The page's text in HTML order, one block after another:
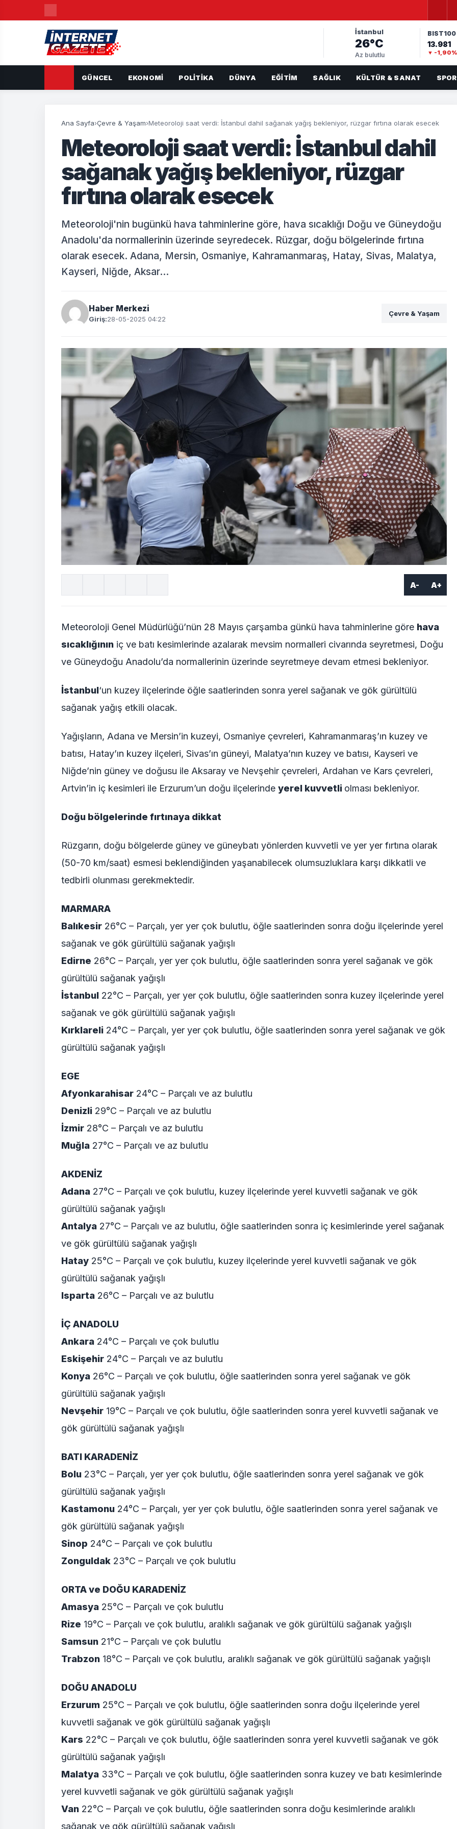
İstanbul
26°C
Az bulutlu
BIST100
13.981
▼ -1,90%
GÜNCEL EKONOMI POLITIKA DÜNYA EĞITIM SAĞLIK KÜLTÜR & SANAT SPOR
Ana Sayfa›Çevre & Yaşam›Meteoroloji saat verdi: İstanbul dahil sağanak yağış bekleniyor, rüzgar fırtına olarak esecek
Meteoroloji saat verdi: İstanbul dahil
sağanak yağış bekleniyor, rüzgar
fırtına olarak esecek
Meteoroloji'nin bugünkü hava tahminlerine göre, hava sıcaklığı Doğu ve Güneydoğu
Anadolu'da normallerinin üzerinde seyredecek. Rüzgar, doğu bölgelerinde fırtına
olarak esecek. Adana, Mersin, Osmaniye, Kahramanmaraş, Hatay, Sivas, Malatya,
Kayseri, Niğde, Aksar...
Haber Merkezi
Giriş:28-05-2025 04:22
Çevre & Yaşam
A- A+
Meteoroloji Genel Müdürlüğü’nün 28 Mayıs çarşamba günkü hava tahminlerine göre hava
sıcaklığının iç ve batı kesimlerinde azalarak mevsim normalleri civarında seyretmesi, Doğu
ve Güneydoğu Anadolu’da normallerinin üzerinde seyretmeye devam etmesi bekleniyor.
İstanbul‘un kuzey ilçelerinde öğle saatlerinden sonra yerel sağanak ve gök gürültülü
sağanak yağış etkili olacak.
Yağışların, Adana ve Mersin’in kuzeyi, Osmaniye çevreleri, Kahramanmaraş’ın kuzey ve
batısı, Hatay’ın kuzey ilçeleri, Sivas’ın güneyi, Malatya’nın kuzey ve batısı, Kayseri ve
Niğde’nin güney ve doğusu ile Aksaray ve Nevşehir çevreleri, Ardahan ve Kars çevreleri,
Artvin’in iç kesimleri ile Erzurum’un doğu ilçelerinde yerel kuvvetli olması bekleniyor.
Doğu bölgelerinde fırtınaya dikkat
Rüzgarın, doğu bölgelerde güney ve güneybatı yönlerden kuvvetli ve yer yer fırtına olarak
(50-70 km/saat) esmesi beklendiğinden yaşanabilecek olumsuzluklara karşı dikkatli ve
tedbirli olunması gerekmektedir.
MARMARA
Balıkesir 26°C – Parçalı, yer yer çok bulutlu, öğle saatlerinden sonra doğu ilçelerinde yerel
sağanak ve gök gürültülü sağanak yağışlı
Edirne 26°C – Parçalı, yer yer çok bulutlu, öğle saatlerinden sonra yerel sağanak ve gök
gürültülü sağanak yağışlı
İstanbul 22°C – Parçalı, yer yer çok bulutlu, öğle saatlerinden sonra kuzey ilçelerinde yerel
sağanak ve gök gürültülü sağanak yağışlı
Kırklareli 24°C – Parçalı, yer yer çok bulutlu, öğle saatlerinden sonra yerel sağanak ve gök
gürültülü sağanak yağışlı
EGE
Afyonkarahisar 24°C – Parçalı ve az bulutlu
Denizli 29°C – Parçalı ve az bulutlu
İzmir 28°C – Parçalı ve az bulutlu
Muğla 27°C – Parçalı ve az bulutlu
AKDENİZ
Adana 27°C – Parçalı ve çok bulutlu, kuzey ilçelerinde yerel kuvvetli sağanak ve gök
gürültülü sağanak yağışlı
Antalya 27°C – Parçalı ve az bulutlu, öğle saatlerinden sonra iç kesimlerinde yerel sağanak
ve gök gürültülü sağanak yağışlı
Hatay 25°C – Parçalı ve çok bulutlu, kuzey ilçelerinde yerel kuvvetli sağanak ve gök
gürültülü sağanak yağışlı
Isparta 26°C – Parçalı ve az bulutlu
İÇ ANADOLU
Ankara 24°C – Parçalı ve çok bulutlu
Eskişehir 24°C – Parçalı ve az bulutlu
Konya 26°C – Parçalı ve çok bulutlu, öğle saatlerinden sonra yerel sağanak ve gök
gürültülü sağanak yağışlı
Nevşehir 19°C – Parçalı ve çok bulutlu, öğle saatlerinden sonra yerel kuvvetli sağanak ve
gök gürültülü sağanak yağışlı
BATI KARADENİZ
Bolu 23°C – Parçalı, yer yer çok bulutlu, öğle saatlerinden sonra yerel sağanak ve gök
gürültülü sağanak yağışlı
Kastamonu 24°C – Parçalı, yer yer çok bulutlu, öğle saatlerinden sonra yerel sağanak ve
gök gürültülü sağanak yağışlı
Sinop 24°C – Parçalı ve çok bulutlu
Zonguldak 23°C – Parçalı ve çok bulutlu
ORTA ve DOĞU KARADENİZ
Amasya 25°C – Parçalı ve çok bulutlu
Rize 19°C – Parçalı ve çok bulutlu, aralıklı sağanak ve gök gürültülü sağanak yağışlı
Samsun 21°C – Parçalı ve çok bulutlu
Trabzon 18°C – Parçalı ve çok bulutlu, aralıklı sağanak ve gök gürültülü sağanak yağışlı
DOĞU ANADOLU
Erzurum 25°C – Parçalı ve çok bulutlu, öğle saatlerinden sonra doğu ilçelerinde yerel
kuvvetli sağanak ve gök gürültülü sağanak yağışlı
Kars 22°C – Parçalı ve çok bulutlu, öğle saatlerinden sonra yerel kuvvetli sağanak ve gök
gürültülü sağanak yağışlı
Malatya 33°C – Parçalı ve çok bulutlu, öğle saatlerinden sonra kuzey ve batı kesimlerinde
yerel kuvvetli sağanak ve gök gürültülü sağanak yağışlı
Van 22°C – Parçalı ve çok bulutlu, öğle saatlerinden sonra doğu kesimlerinde aralıklı
sağanak ve gök gürültülü sağanak yağışlı